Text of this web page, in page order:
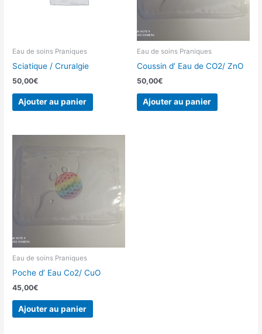
Eau de soins Praniques
Sciatique / Cruralgie
50,00€
Ajouter au panier
Eau de soins Praniques
Coussin d’ Eau de CO2/ ZnO
50,00€
Ajouter au panier
Eau de soins Praniques
Poche d’ Eau Co2/ CuO
45,00€
Ajouter au panier